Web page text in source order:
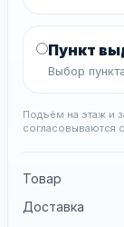
Пункт
Выбор
Подъём на этаж и
согласовываются
Товар
Доставка